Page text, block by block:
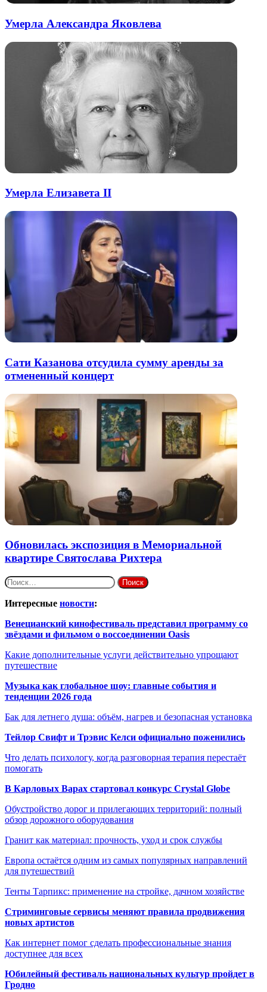
Умерла Александра Яковлева
Умерла Елизавета II
Сати Казанова отсудила сумму аренды за
отмененный концерт
Обновилась экспозиция в Мемориальной
квартире Святослава Рихтера
Найти:
Интересные новости:
Венецианский кинофестиваль представил программу со
звёздами и фильмом о воссоединении Oasis
Какие дополнительные услуги действительно упрощают
путешествие
Музыка как глобальное шоу: главные события и
тенденции 2026 года
Бак для летнего душа: объём, нагрев и безопасная установка
Тейлор Свифт и Трэвис Келси официально поженились
Что делать психологу, когда разговорная терапия перестаёт
помогать
В Карловых Варах стартовал конкурс Crystal Globe
Обустройство дорог и прилегающих территорий: полный
обзор дорожного оборудования
Гранит как материал: прочность, уход и срок службы
Европа остаётся одним из самых популярных направлений
для путешествий
Тенты Тарпикс: применение на стройке, дачном хозяйстве
Стриминговые сервисы меняют правила продвижения
новых артистов
Как интернет помог сделать профессиональные знания
доступнее для всех
Юбилейный фестиваль национальных культур пройдет в
Гродно